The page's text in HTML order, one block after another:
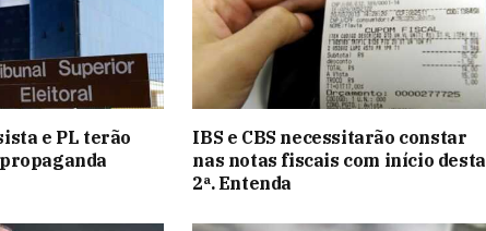
e PL terão
IBS e CBS necessitarão constar
nas notas fiscais com início desta
2ª. Entenda